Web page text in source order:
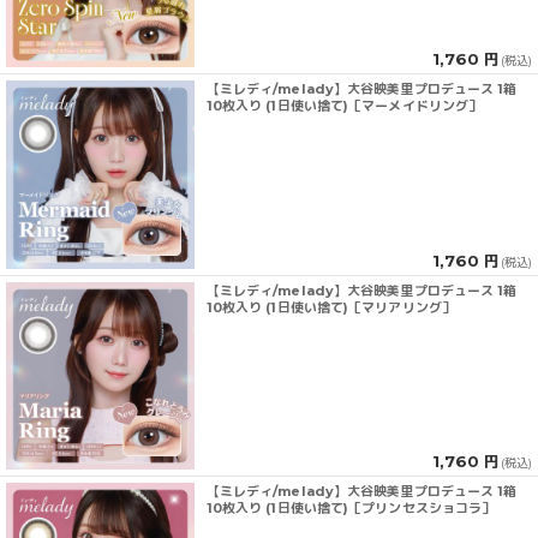
1,760 円 (税込)
【ミレディ/melady】大谷映美里プロデュース 1箱
10枚入り (1日使い捨て)［マーメイドリング］
1,760 円 (税込)
【ミレディ/melady】大谷映美里プロデュース 1箱
10枚入り (1日使い捨て)［マリアリング］
1,760 円 (税込)
【ミレディ/melady】大谷映美里プロデュース 1箱
10枚入り (1日使い捨て)［プリンセスショコラ］